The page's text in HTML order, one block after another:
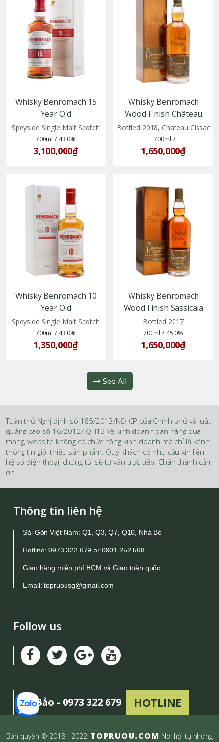
Whisky Benromach 15
Year Old
(5020613051485)
Speyside Single Malt Scotch
700ml / 43.0%
3,100,000₫
Whisky Benromach
Wood Finish Château
Cissac Vintage 2010–
2018
Bottled 2018, Chateau Cissac
700ml /
1,650,000₫
Whisky Benromach 10
Year Old
(5020613023680)
Speyside Single Malt Scotch
700ml / 43.0%
1,350,000₫
Whisky Benromach
Wood Finish Sassicaia
Vintage 2009–2017
Bottled 2017
700ml / 45.0%
1,650,000₫
See All
Tuân thủ Nghị định số 185/2013/NĐ-CP của Chính phủ và luật
quảng cáo số 16/2012/ QH13 về kinh doanh bán hàng qua
mạng, website không có chức năng kinh doanh mà chỉ là kênh
thông tin giới thiệu sản phẩm. Quý khách có nhu cầu xin liên
hệ số điện thoại, chúng tôi sẽ tư vấn trực tiếp. Chân thành cảm
ơn
Thông tin liên hệ
Sài Gòn Việt Nam: Q1, Q3, Q7, Q10, Nhà Bè
Hotline: 0973 322 679 or 0901 252 568
Giao hàng miễn phí HCM và Giao toàn quốc
Email: topruousg@gmail.com
Follow us
Mr Bảo - 0973 322 679 HOTLINE
Bản quyền © 2018 - 2022 TOPRUOU.COM Nơi hội tụ những